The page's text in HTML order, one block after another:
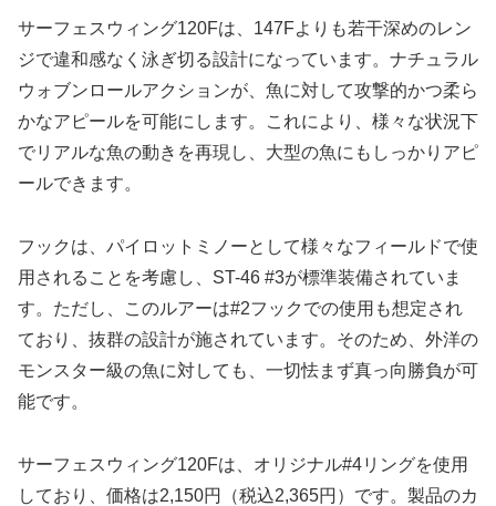
サーフェスウィング120Fは、147Fよりも若干深めのレン
ジで違和感なく泳ぎ切る設計になっています。ナチュラル
ウォブンロールアクションが、魚に対して攻撃的かつ柔ら
かなアピールを可能にします。これにより、様々な状況下
でリアルな魚の動きを再現し、大型の魚にもしっかりアピ
ールできます。
フックは、パイロットミノーとして様々なフィールドで使
用されることを考慮し、ST-46 #3が標準装備されていま
す。ただし、このルアーは#2フックでの使用も想定され
ており、抜群の設計が施されています。そのため、外洋の
モンスター級の魚に対しても、一切怯まず真っ向勝負が可
能です。
サーフェスウィング120Fは、オリジナル#4リングを使用
しており、価格は2,150円（税込2,365円）です。製品のカ